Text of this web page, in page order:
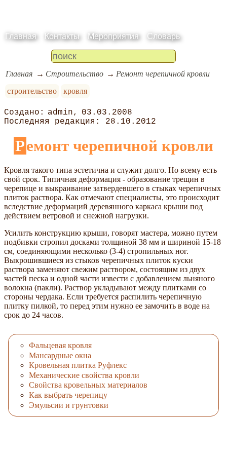
Главная Контакты Мероприятия Словарь
Главная Строительство
Ремонт черепичной кровли
строительство
кровля
admin
03.03.2008
28.10.2012
Ремонт черепичной кровли
Кровля такого типа эстетична и служит долго. Но всему есть
свой срок. Типичная деформация - образование трещин в
черепице и выкраивание затвердевшего в стыках черепичных
плиток раствора. Как отмечают специалисты, это происходит
вследствие деформаций деревянного каркаса крыши под
действием ветровой и снежной нагрузки.
Усилить конструкцию крыши, говорят мастера, можно путем
подбивки стропил досками толщиной 38 мм и шириной 15-18
см, соединяющими несколько (3-4) стропильных ног.
Выкрошившиеся из стыков черепичных плиток куски
раствора заменяют свежим раствором, состоящим из двух
частей песка и одной части извести с добавлением льняного
волокна (пакли). Раствор укладывают между плитками со
стороны чердака. Если требуется распилить черепичную
плитку пилкой, то перед этим нужно ее замочить в воде на
срок до 24 часов.
Фальцевая кровля
Мансардные окна
Кровельная плитка Руфлекс
Механические свойства кровли
Свойства кровельных материалов
Как выбрать черепицу
Эмульсии и грунтовки